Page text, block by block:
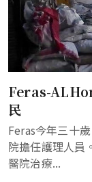
Feras-
民
Feras今年三十
院擔任護理人員
醫院治療...